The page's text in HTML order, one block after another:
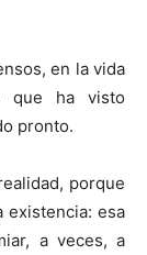
en la vida
que ha visto
pronto.
porque
existencia: esa
a veces, a